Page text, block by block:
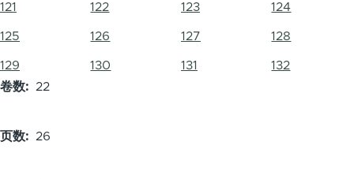
121 122 123 124
125 126 127 128
129 130 131
132
卷数
22
页数 26